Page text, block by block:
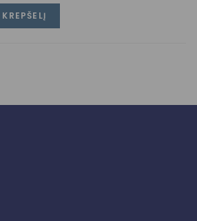
KREPŠELĮ